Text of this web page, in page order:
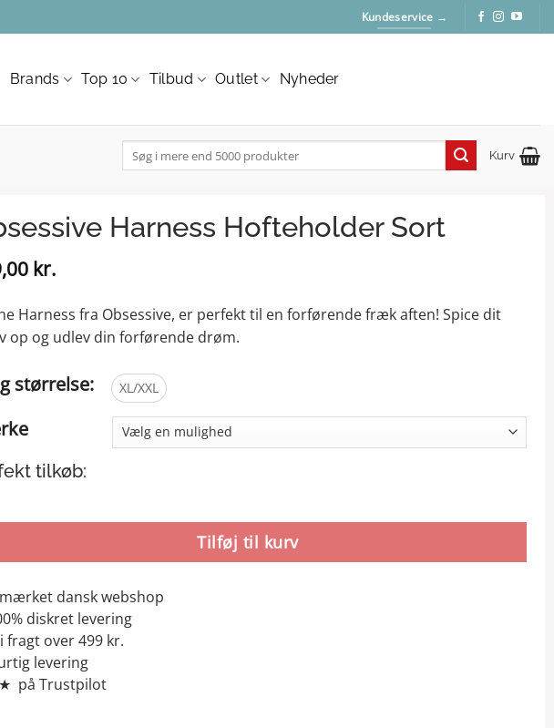
Kundeservice →
Brands Top 10 Tilbud Outlet Nyheder
efter:
Kurv
Harness Hofteholder Sort
kr.
Harness fra Obsessive, er perfekt til en forførende fræk aften! Spice dit
op og udlev din forførende drøm.
størrelse: XL/XXL
tilkøb:
Tilføj til kurv
dansk webshop
diskret levering
over 499 kr.
levering
på Trustpilot